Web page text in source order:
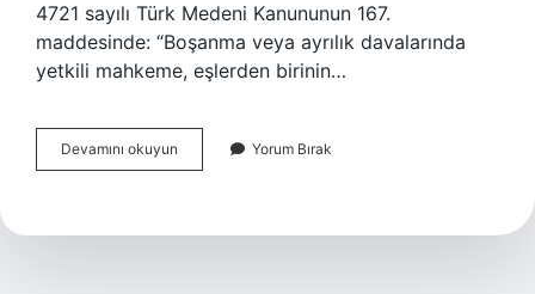
4721 sayılı Türk Medeni Kanununun 167.
maddesinde: “Boşanma veya ayrılık davalarında
yetkili mahkeme, eşlerden birinin…
Devamını okuyun Boşanma
Davası
Hukuk
Yorum Bırak